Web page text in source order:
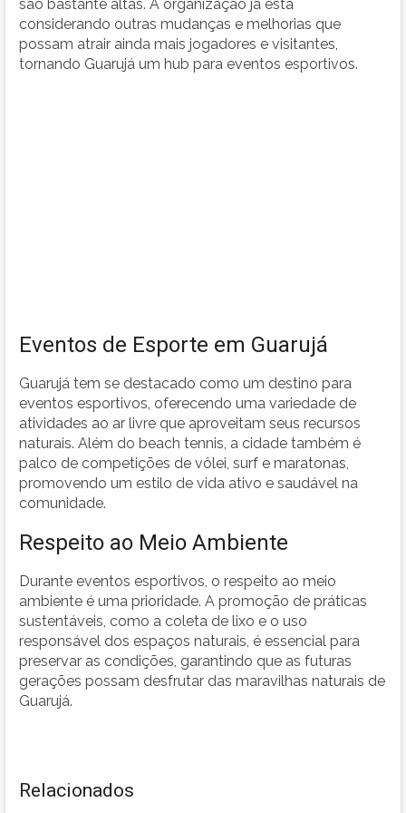
são bastante altas. A organização já está
considerando outras mudanças e melhorias que
possam atrair ainda mais jogadores e visitantes,
tornando Guarujá um hub para eventos esportivos.
Eventos de Esporte em Guarujá
Guarujá tem se destacado como um destino para
eventos esportivos, oferecendo uma variedade de
atividades ao ar livre que aproveitam seus recursos
naturais. Além do beach tennis, a cidade também é
palco de competições de vôlei, surf e maratonas,
promovendo um estilo de vida ativo e saudável na
comunidade.
Respeito ao Meio Ambiente
Durante eventos esportivos, o respeito ao meio
ambiente é uma prioridade. A promoção de práticas
sustentáveis, como a coleta de lixo e o uso
responsável dos espaços naturais, é essencial para
preservar as condições, garantindo que as futuras
gerações possam desfrutar das maravilhas naturais de
Guarujá.
Relacionados